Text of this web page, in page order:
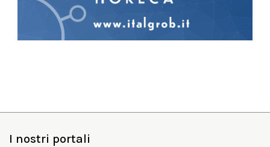
I nostri portali